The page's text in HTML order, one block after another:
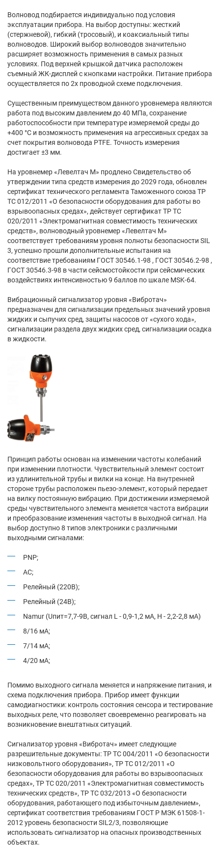
Волновод подбирается индивидуально под условия
эксплуатации прибора. На выбор доступны: жесткий
(стержневой), гибкий (тросовый), и коаксиальный типы
волноводов. Широкий выбор волноводов значительно
расширяет возможность применения в самых разных
условиях. Под верхней крышкой датчика расположен
съемный ЖК-дисплей с кнопками настройки. Питание прибора
осуществляется по 2х проводной схеме подключения.
Существенным преимуществом данного уровнемера являются
работа под высоким давлением до 40 МПа, сохранение
работоспособности при температуре измеряемой среды до
+400 °С и возможность применения на агрессивных средах за
счет покрытия волновода PTFE. Точность измерения
достигает ±3 мм.
На уровнемер «Левелтач М» продлено Свидетельство об
утверждении типа средств измерения до 2029 года, обновлен
сертификат технического регламента Таможенного союза ТР
ТС 012/2011 «О безопасности оборудования для работы во
взрывоопасных средах», действует сертификат ТР ТС
020/2011 «Электромагнитная совместимость технических
средств», волноводный уровнемер «Левелтач М»
соответствует требованиям уровня полноты безопасности SIL
3, успешно прошли дополнительные испытания на
соответствие требованиям ГОСТ 30546.1-98 , ГОСТ 30546.2-98 ,
ГОСТ 30546.3-98 в части сейсмостойкости при сейсмических
воздействиях интенсивностью 9 баллов по шкале MSK-64.
Вибрационный сигнализатор уровня «Вибротач»
предназначен для сигнализации предельных значений уровня
жидких и сыпучих сред, защиты насосов от «сухого хода»,
сигнализации раздела двух жидких сред, сигнализации осадка
в жидкости.
Принцип работы основан на изменении частоты колебаний
при изменении плотности. Чувствительный элемент состоит
из удлинительной трубы и вилки на конце. На внутренней
стороне трубы расположен пьезо-элемент, который передает
на вилку постоянную вибрацию. При достижении измеряемой
среды чувствительного элемента меняется частота вибрации
и преобразование изменения частоты в выходной сигнал. На
выбор доступно 8 типов электроники с различными
выходными сигналами:
PNP;
AC;
Релейный (220В);
Релейный (24В);
Namur (Uпит=7,7-9В, сигнал L - 0,9-1,2 мА, H - 2,2-2,8 мА)
8/16 мА;
7/14 мА;
4/20 мА;
Помимо выходного сигнала меняется и напряжение питания, и
схема подключения прибора. Прибор имеет функции
самодиагностики: контроль состояния сенсора и тестирование
выходных реле, что позволяет своевременно реагировать на
возникновение внештатных ситуаций.
Сигнализатор уровня «Вибротач» имеет следующие
разрешительные документы: ТР ТС 004/2011 «О безопасности
низковольтного оборудования», ТР ТС 012/2011 «О
безопасности оборудования для работы во взрывоопасных
средах», ТР ТС 020/2011 «Электромагнитная совместимость
технических средств», ТР ТС 032/2013 «О безопасности
оборудования, работающего под избыточным давлением»,
сертификат соответствия требованиям ГОСТ Р МЭК 61508-1-
2012 уровень безопасности SIL2/3, позволяющие
использовать сигнализатор на опасных производственных
объектах.